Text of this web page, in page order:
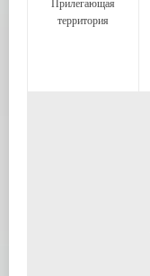
Прилегающая
территория